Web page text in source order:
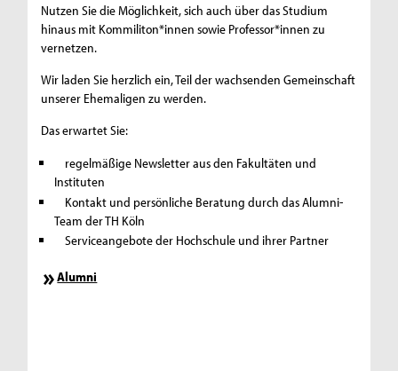
Nutzen Sie die Möglichkeit, sich auch über das Studium
hinaus mit Kommiliton*innen sowie Professor*innen zu
vernetzen.
Wir laden Sie herzlich ein, Teil der wachsenden Gemeinschaft
unserer Ehemaligen zu werden.
Das erwartet Sie:
regelmäßige Newsletter aus den Fakultäten und
Instituten
Kontakt und persönliche Beratung durch das Alumni-
Team der TH Köln
Serviceangebote der Hochschule und ihrer Partner
Alumni